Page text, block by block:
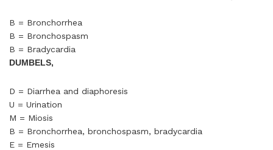
B = Bronchorrhea
B = Bronchospasm
B = Bradycardia
DUMBELS,
D = Diarrhea and diaphoresis
U = Urination
M = Miosis
B = Bronchorrhea, bronchospasm, bradycardia
E = Emesis